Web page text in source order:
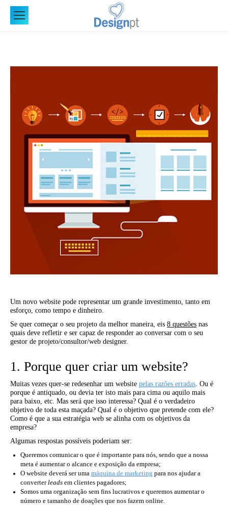
Um novo website pode representar um grande investimento, tanto em
esforço, como tempo e dinheiro.
Se quer começar o seu projeto da melhor maneira, eis 8 questões nas
quais deve refletir e ser capaz de responder ao conversar com o seu
gestor de projeto/consultor/web designer.
1. Porque quer criar um website?
Muitas vezes quer-se redesenhar um website pelas razões erradas. Ou é
porque é antiquado, ou devia ter isto mais para cima ou aquilo mais
para baixo, etc. Mas será que isso interessa? Qual é o verdadeiro
objetivo de toda esta maçada? Qual é o objetivo que pretende com ele?
Como é que a sua estratégia web se alinha com os objetivos da
empresa?
Algumas respostas possíveis poderiam ser:
Queremos comunicar o que é importante para nós, sendo que a nossa
meta é aumentar o alcance e exposição da empresa;
O website deverá ser uma máquina de marketing para nos ajudar a
converterleads em clientes pagadores;
Somos uma organização sem fins lucrativos e queremos aumentar o
número e tamanho de doações que nos fazem online.